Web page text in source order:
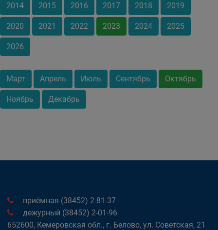
2014 2015 2016 2017 2018 2019
2020 2021 2022 2023 2024 2025
2026
Март Апрель Июль Сентябрь Октябрь
Ноябрь Декабрь
приёмная (38452) 2-81-37
дежурный (38452) 2-01-96
652600, Кемеровская обл., г. Белово, ул. Советская, 21